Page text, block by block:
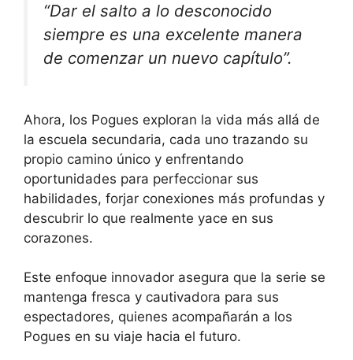
“Dar el salto a lo desconocido
siempre es una excelente manera
de comenzar un nuevo capítulo”.
Ahora, los Pogues exploran la vida más allá de
la escuela secundaria, cada uno trazando su
propio camino único y enfrentando
oportunidades para perfeccionar sus
habilidades, forjar conexiones más profundas y
descubrir lo que realmente yace en sus
corazones.
Este enfoque innovador asegura que la serie se
mantenga fresca y cautivadora para sus
espectadores, quienes acompañarán a los
Pogues en su viaje hacia el futuro.